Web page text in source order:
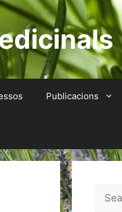
Publicacions
Search
for: